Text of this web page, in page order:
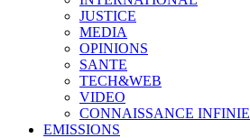
JUSTICE
MEDIA
OPINIONS
SANTE
TECH&WEB
VIDEO
CONNAISSANCE INFINIE
EMISSIONS